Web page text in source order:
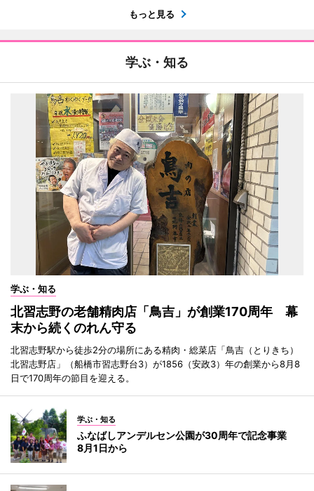
もっと見る
学ぶ・知る
学ぶ・知る
北習志野の老舗精肉店「鳥吉」が創業170周年 幕
末から続くのれん守る
北習志野駅から徒歩2分の場所にある精肉・総菜店「鳥吉（とりきち）
北習志野店」（船橋市習志野台3）が1856（安政3）年の創業から8月8
日で170周年の節目を迎える。
学ぶ・知る
ふなばしアンデルセン公園が30周年で記念事業
8月1日から